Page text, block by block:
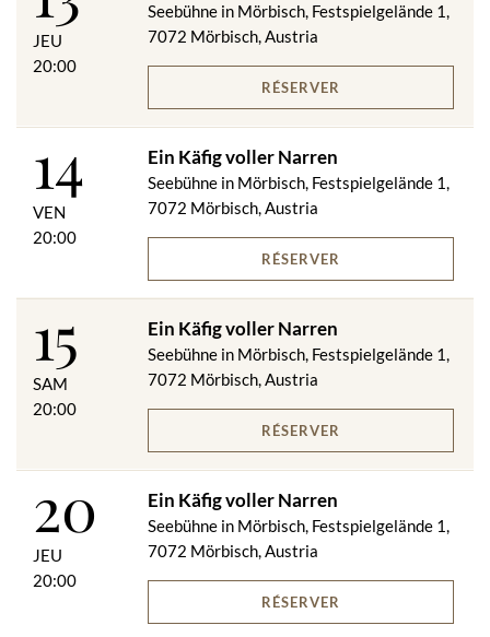
JEU
20:00
Seebühne in Mörbisch, Festspielgelände 1,
7072 Mörbisch, Austria
RÉSERVER
14
VEN
20:00
Ein Käfig voller Narren
Seebühne in Mörbisch, Festspielgelände 1,
7072 Mörbisch, Austria
RÉSERVER
15
SAM
20:00
Ein Käfig voller Narren
Seebühne in Mörbisch, Festspielgelände 1,
7072 Mörbisch, Austria
RÉSERVER
20
JEU
20:00
Ein Käfig voller Narren
Seebühne in Mörbisch, Festspielgelände 1,
7072 Mörbisch, Austria
RÉSERVER